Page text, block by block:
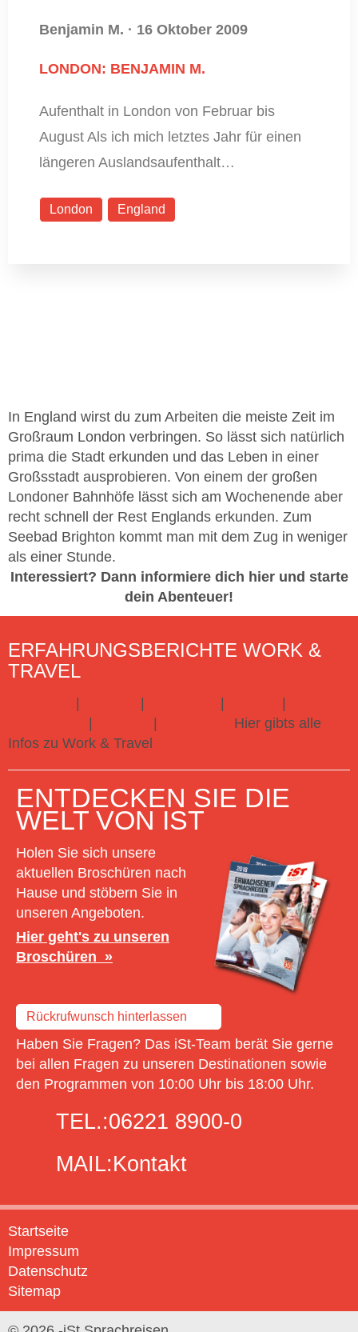
Benjamin M. · 16 Oktober 2009
LONDON: BENJAMIN M.
Aufenthalt in London von Februar bis
August Als ich mich letztes Jahr für einen
längeren Auslandsaufenthalt…
London England
In England wirst du zum Arbeiten die meiste Zeit im
Großraum London verbringen. So lässt sich natürlich
prima die Stadt erkunden und das Leben in einer
Großsstadt ausprobieren. Von einem der großen
Londoner Bahnhöfe lässt sich am Wochenende aber
recht schnell der Rest Englands erkunden. Zum
Seebad Brighton kommt man mit dem Zug in weniger
als einer Stunde.
Interessiert? Dann informiere dich hier und starte
dein Abenteuer!
ERFAHRUNGSBERICHTE WORK &
TRAVEL
Hier gibts alle
Infos zu Work & Travel
ENTDECKEN SIE DIE
WELT VON IST
Holen Sie sich unsere
aktuellen Broschüren nach
Hause und stöbern Sie in
unseren Angeboten.
Hier geht's zu unseren
Broschüren
Rückrufwunsch hinterlassen
Haben Sie Fragen? Das iSt-Team berät Sie gerne
bei allen Fragen zu unseren Destinationen sowie
den Programmen von 10:00 Uhr bis 18:00 Uhr.
TEL.:06221 8900-0
MAIL:Kontakt
Startseite
Impressum
Datenschutz
Sitemap